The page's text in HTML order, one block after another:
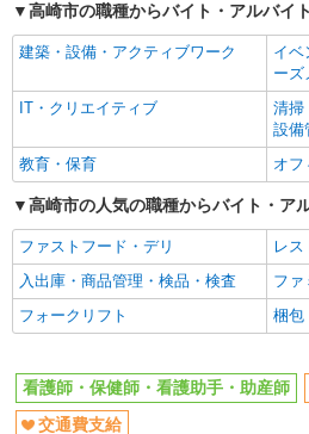
医療・介護・
看護師・保健師・看護助手・助産師
同じ特徴から求人を探す
未経験歓迎 交
高崎市の職種からバイト・アルバイ
建築・設備・アクティブワーク
イベ
ーズ
IT・クリエイティブ
清掃
設備
教育・保育
オフ
高崎市の人気の職種からバイト・ア
ファストフード・デリ
レ
入出庫・商品管理・検品・検査
ファ
フォークリフト
梱包
看護師・保健師・看護助手・助産師
交通費支給